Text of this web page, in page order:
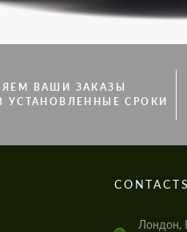
ВАШИ ЗАКАЗЫ
УСТАНОВЛЕННЫЕ СРОКИ
Лондон,